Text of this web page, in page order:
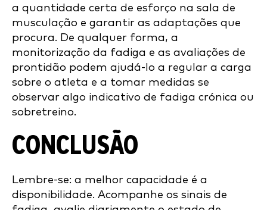
a quantidade certa de esforço na sala de
musculação e garantir as adaptações que
procura. De qualquer forma, a
monitorização da fadiga e as avaliações de
prontidão podem ajudá-lo a regular a carga
sobre o atleta e a tomar medidas se
observar algo indicativo de fadiga crónica ou
sobretreino.
CONCLUSÃO
Lembre-se: a melhor capacidade é a
disponibilidade. Acompanhe os sinais de